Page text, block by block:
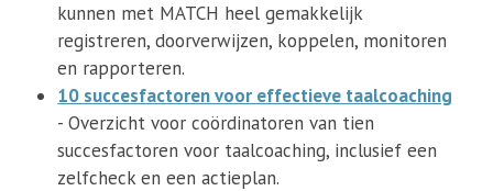
kunnen met MATCH heel gemakkelijk
registreren, doorverwijzen, koppelen, monitoren
en rapporteren.
10 succesfactoren voor effectieve taalcoaching
- Overzicht voor coördinatoren van tien
succesfactoren voor taalcoaching, inclusief een
zelfcheck en een actieplan.